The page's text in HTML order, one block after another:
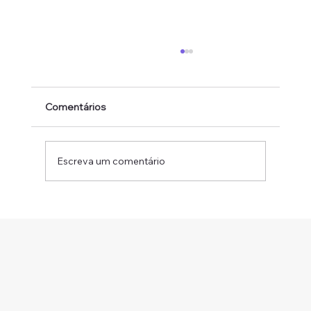
Comentários
Escreva um comentário